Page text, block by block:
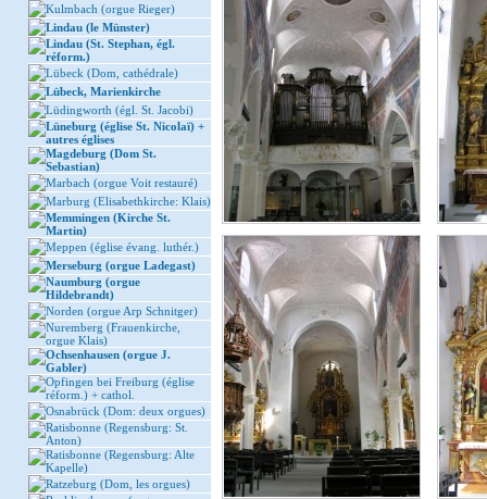
Kulmbach (orgue Rieger)
Lindau (le Münster)
Lindau (St. Stephan, égl.
réform.)
Lübeck (Dom, cathédrale)
Lübeck, Marienkirche
Lüdingworth (égl. St. Jacobi)
Lüneburg (église St. Nicolaï) +
autres églises
Magdeburg (Dom St.
Sebastian)
Marbach (orgue Voit restauré)
Marburg (Elisabethkirche: Klais)
Memmingen (Kirche St.
Martin)
Meppen (église évang. luthér.)
Merseburg (orgue Ladegast)
Naumburg (orgue
Hildebrandt)
Norden (orgue Arp Schnitger)
Nuremberg (Frauenkirche,
orgue Klais)
Ochsenhausen (orgue J.
Gabler)
Opfingen bei Freiburg (église
réform.) + cathol.
Osnabrück (Dom: deux orgues)
Ratisbonne (Regensburg: St.
Anton)
Ratisbonne (Regensburg: Alte
Kapelle)
Ratzeburg (Dom, les orgues)